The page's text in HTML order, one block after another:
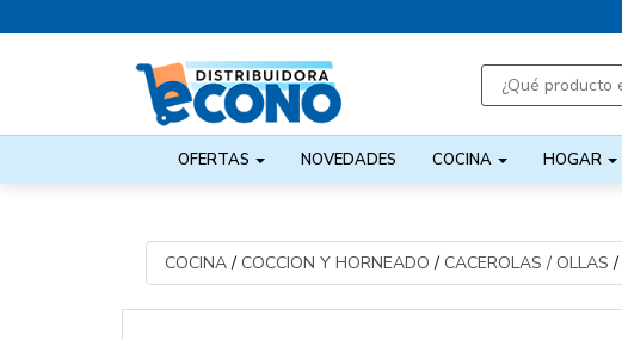
OFERTAS NOVEDADES COCINA HOGAR
COCINA/ COCCION Y HORNEADO / CACEROLAS / OLLAS /